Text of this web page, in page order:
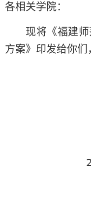
各相关学院：
现将《福建
方案》印发给你们